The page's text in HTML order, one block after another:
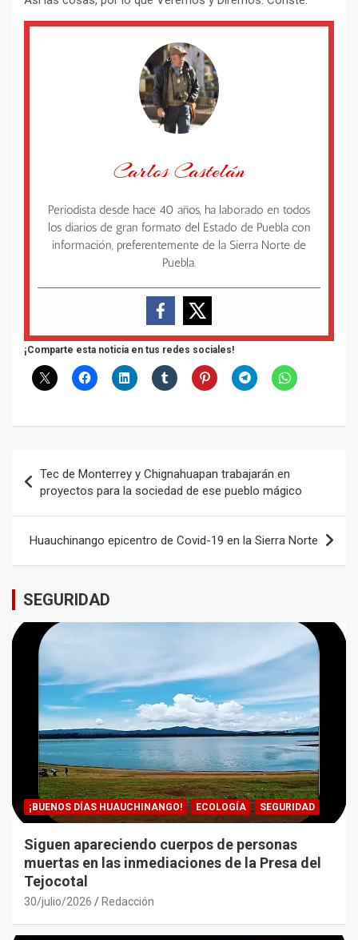
Carlos Castelán
Periodista desde hace 40 años, ha laborado en todos
los diarios de gran formato del Estado de Puebla con
información, preferentemente de la Sierra Norte de
Puebla.
¡Comparte esta noticia en tus redes sociales!
de
entradas
Tec de Monterrey y Chignahuapan trabajarán en
proyectos para la sociedad de ese pueblo mágico
Huauchinango epicentro de Covid-19 en la Sierra Norte
SEGURIDAD
¡BUENOS DÍAS HUAUCHINANGO! ECOLOGÍA SEGURIDAD
Siguen apareciendo cuerpos de personas
muertas en las inmediaciones de la Presa del
Tejocotal
30/julio/2026 Redacción